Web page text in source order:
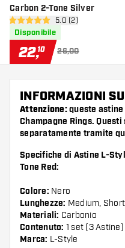
Carbon 2-Tone Silver
apri pannello
5 stelle di valutazione
5.0 (2)
Disponibile
22,10 26,00
INFORMAZIONI
Attenzione:queste astine
Champagne Rings.
separatamente tramite
Specifiche di Astine L-
Tone Red:
Colore: Nero
Lunghezze: Medium,
Materiali: Carbonio
Contenuto: 1 set (3 Astine)
Marca: L-Style